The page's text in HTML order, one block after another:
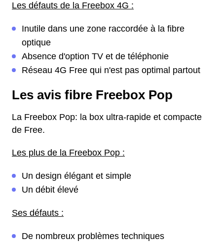
Les défauts de la Freebox 4G :
Inutile dans une zone raccordée à la fibre
optique
Absence d'option TV et de téléphonie
Réseau 4G Free qui n'est pas optimal partout
Les avis fibre Freebox Pop
La Freebox Pop: la box ultra-rapide et compacte
de Free.
Les plus de la Freebox Pop :
Un design élégant et simple
Un débit élevé
Ses défauts :
De nombreux problèmes techniques